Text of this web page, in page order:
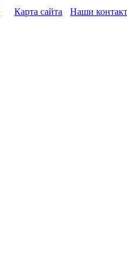
Карта сайта
Наши